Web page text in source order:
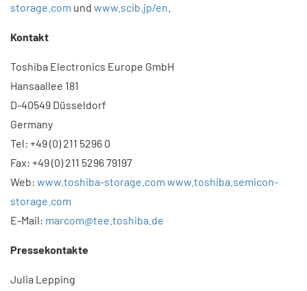
storage.com und www.scib.jp/en
Kontakt
Toshiba Electronics Europe GmbH
Hansaallee 181
D-40549 Düsseldorf
Germany
Tel: +49 (0) 211 5296 0
Fax: +49 (0) 211 5296 79197
Web: www.toshiba-storage.com www.toshiba.semicon-
storage.com
E-Mail: marcom@tee.toshiba.de
Pressekontakte
Julia Lepping